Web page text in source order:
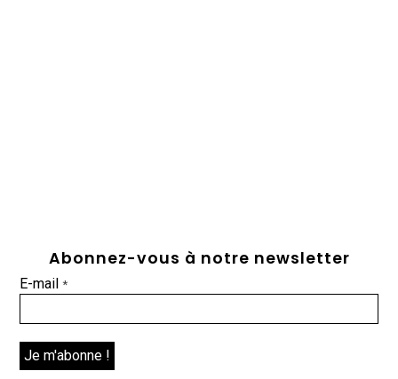
Abonnez-vous à notre newsletter
E-mail*